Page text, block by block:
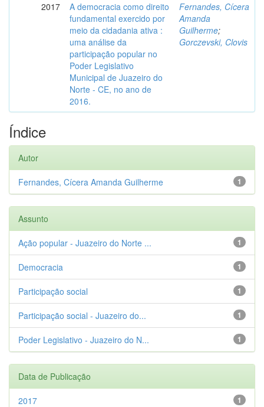
2017
A democracia como direito
fundamental exercido por
meio da cidadania ativa :
uma análise da
participação popular no
Poder Legislativo
Municipal de Juazeiro do
Norte - CE, no ano de
2016.
Fernandes, Cícera
Amanda
Guilherme;
Gorczevski, Clovis
Índice
Autor
1
Fernandes, Cícera Amanda Guilherme
Assunto
1
Ação popular - Juazeiro do Norte ...
1
Democracia
1
Participação social
1
Participação social - Juazeiro do...
1
Poder Legislativo - Juazeiro do N...
Data de Publicação
1
2017